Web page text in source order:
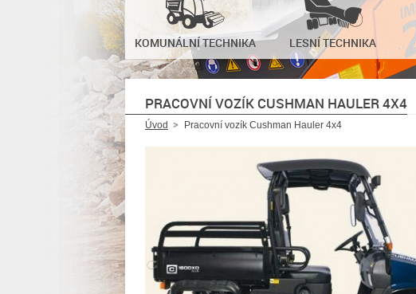
KOMUNÁLNÍ TECHNIKA LESNÍ TECHNIKA
PRACOVNÍ VOZÍK CUSHMAN HAULER 4X4
Úvod Pracovní vozík Cushman Hauler 4x4